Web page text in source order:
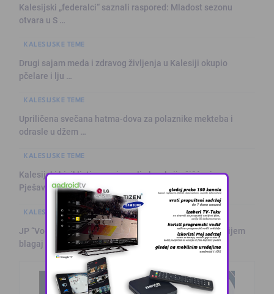
Kalesijski „federalci“ saznali raspored: Mladost sezonu
otvara u S …
KALESIJSKE TEME
Drugi sajam meda i zdravog življenja u Kalesiji okupio
pčelare i lju …
KALESIJSKE TEME
Upriličena svečana hatma-dova za polaznike mekteba i
odrasle u džem …
KALESIJSKE TEME
Kalesijski biciklisti organizovali eko akciju čišćenja
Pješavice
KALESIJSKE TEME
JP “Vodovod i kanalizacija Kalesija”: Javni oglas za prijem
blagaj …